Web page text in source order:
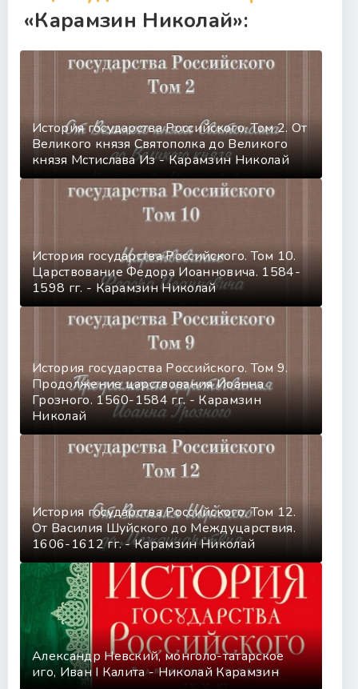
«Карамзин Николай»:
История государства Российского. Том 2. От
Великого князя Святополка до Великого
князя Мстислава Из - Карамзин Николай
История государства Российского. Том 10.
Царствование Федора Иоанновича. 1584-
1598 гг. - Карамзин Николай
История государства Российского. Том 9.
Продолжение царствования Иоанна
Грозного. 1560-1584 гг. - Карамзин
Николай
История государства Российского. Том 12.
От Василия Шуйского до Междуцарствия.
1606-1612 гг. - Карамзин Николай
Александр Невский, монголо-татарское
иго, Иван I Калита - Николай Карамзин